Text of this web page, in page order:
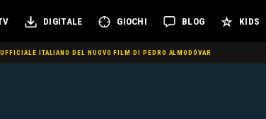
DIGITALE GIOCHI BLOG KIDS
ITALIANO DEL NUOVO FILM DI PEDRO ALMODÓVAR